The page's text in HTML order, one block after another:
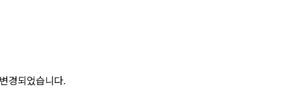
경되었습니다.